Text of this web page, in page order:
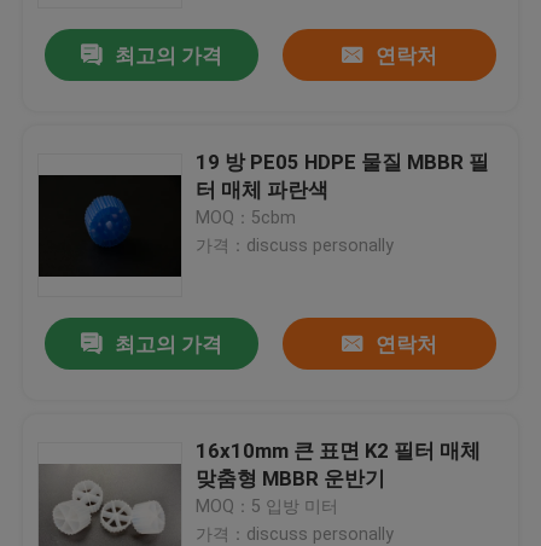
최고의 가격 연락처
19 방 PE05 HDPE 물질 MBBR 필
터 매체 파란색
MOQ：5cbm
가격：discuss personally
최고의 가격 연락처
16x10mm 큰 표면 K2 필터 매체
맞춤형 MBBR 운반기
MOQ：5 입방 미터
가격：discuss personally